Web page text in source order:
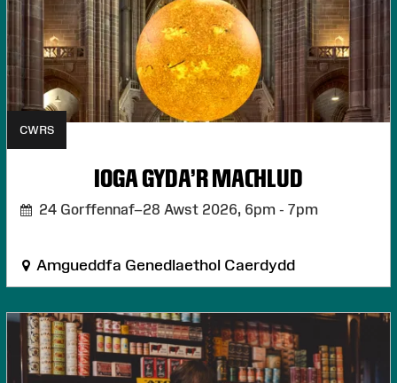
CWRS
IOGA GYDA'R MACHLUD
24 Gorffennaf–28 Awst 2026, 6pm - 7pm
Amgueddfa Genedlaethol Caerdydd